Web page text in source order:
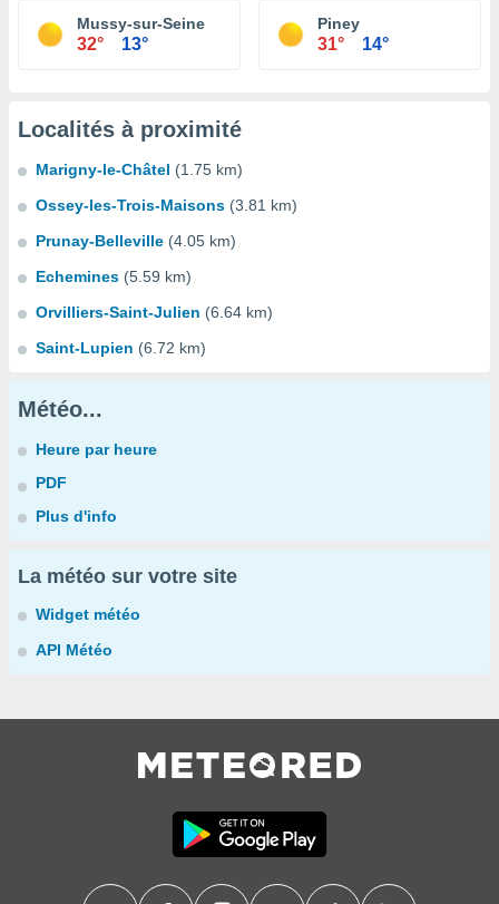
Mussy-sur-Seine
32° 13°
Piney
31° 14°
Localités à proximité
Marigny-le-Châtel (1.75 km)
Ossey-les-Trois-Maisons (3.81 km)
Prunay-Belleville (4.05 km)
Echemines (5.59 km)
Orvilliers-Saint-Julien (6.64 km)
Saint-Lupien (6.72 km)
Météo...
Heure par heure
PDF
Plus d'info
La météo sur votre site
Widget météo
API Météo